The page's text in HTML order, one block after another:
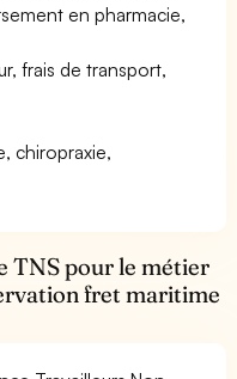
en pharmacie,
frais de transport,
chiropraxie,
TNS pour le métier
fret maritime